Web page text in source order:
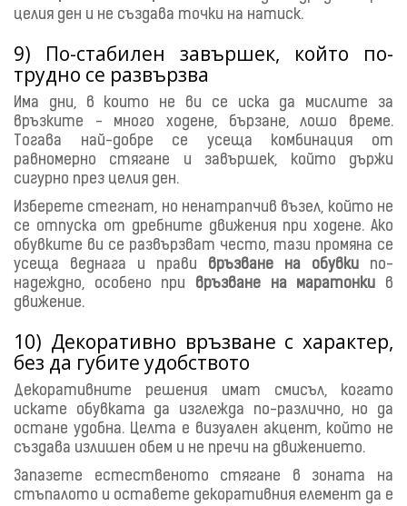
целия ден и не създава точки на натиск.
9) По-стабилен завършек, който по-
трудно се развързва
Има дни, в които не ви се иска да мислите за
връзките - много ходене, бързане, лошо време.
Тогава най-добре се усеща комбинация от
равномерно стягане и завършек, който държи
сигурно през целия ден.
Изберете стегнат, но ненатрапчив възел, който не
се отпуска от дребните движения при ходене. Ако
обувките ви се развързват често, тази промяна се
усеща веднага и прави връзване на обувки
по-
надеждно, особено при връзване на маратонки
в
движение.
10) Декоративно връзване с характер,
без да губите удобството
Декоративните решения имат смисъл, когато
искате обувката да изглежда по-различно, но да
остане удобна. Целта е визуален акцент, който не
създава излишен обем и не пречи на движението.
Запазете естественото стягане в зоната на
стъпалото и оставете декоративния елемент да е